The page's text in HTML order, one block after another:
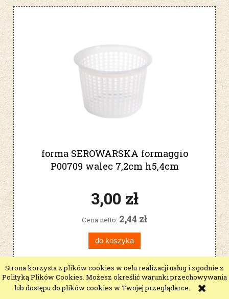
Strona korzysta z plików cookies w celu realizacji usług i zgodnie z
Polityką Plików Cookies. Możesz określić warunki przechowywania
lub dostępu do plików cookies w Twojej przeglądarce.
forma SEROWARSKA formaggio
P00709 walec 7,2cm h5,4cm
3,00 zł
Cena netto: 2,44 zł
do koszyka